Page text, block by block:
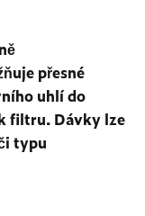
přesné
uhlí do
filtru. Dávky lze
typu